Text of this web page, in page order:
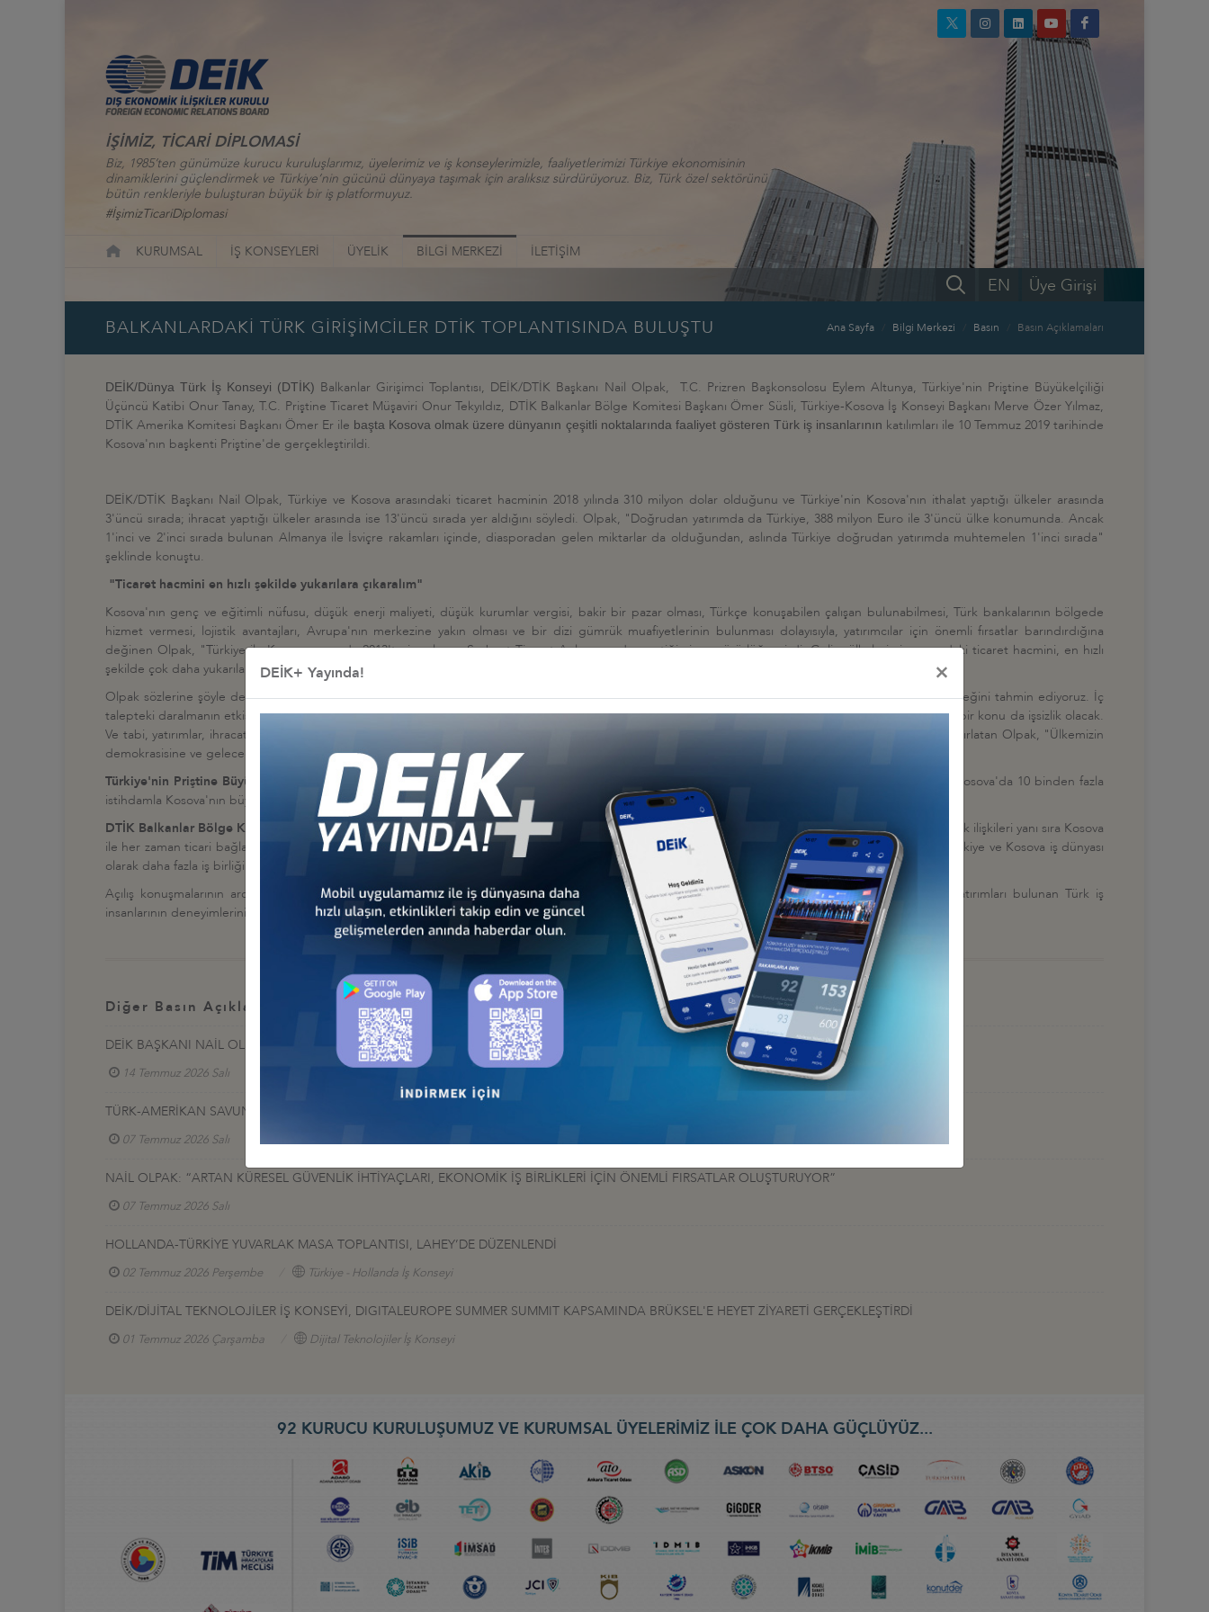
İŞİMİZ, TİCARİ DİPLOMASİ
Biz, 1985’ten günümüze kurucu kuruluşlarımız, üyelerimiz ve iş konseylerimizle, faaliyetlerimizi Türkiye ekonomisinin
dinamiklerini güçlendirmek ve Türkiye’nin gücünü dünyaya taşımak için aralıksız sürdürüyoruz. Biz, Türk özel sektörünü
bütün renkleriyle buluşturan büyük bir iş platformuyuz.
#İşimizTicariDiplomasi
KURUMSAL İŞ KONSEYLERİ ÜYELİK BİLGİ MERKEZİ İLETİŞİM
Üye Girişi
EN
BALKANLARDAKİ TÜRK GİRİŞİMCİLER DTİK TOPLANTISINDA BULUŞTU Ana Sayfa Bilgi Merkezi Basın Basın Açıklamaları
DEİK/Dünya Türk İş Konseyi (DTİK) Balkanlar Girişimci Toplantısı, DEİK/DTİK Başkanı Nail Olpak, T.C. Prizren Başkonsolosu Eylem Altunya, Türkiye'nin Priştine Büyükelçiliği
Üçüncü Katibi Onur Tanay, T.C. PriştineTicaret Müşaviri Onur Tekyıldız, DTİK Balkanlar Bölge Komitesi Başkanı Ömer Süsli, Türkiye-Kosova İş Konseyi Başkanı Merve Özer Yılmaz,
DTİK Amerika Komitesi Başkanı Ömer Er ile başta Kosova olmak üzere dünyanın çeşitli noktalarında faaliyet gösteren Türk iş insanlarının katılımları ile 10 Temmuz 2019 tarihinde
Kosova'nın başkenti Priştine'de gerçekleştirildi.
DEİK/DTİK Başkanı Nail Olpak, Türkiye ve Kosova arasındaki ticaret hacminin 2018 yılında 310 milyon dolar olduğunu ve Türkiye'nin Kosova'nın ithalat yaptığı ülkeler arasında
3'üncü sırada; ihracat yaptığı ülkeler arasında ise 13'üncü sırada yer aldığını söyledi. Olpak, "Doğrudan yatırımda da Türkiye, 388 milyon Euro ile 3'üncü ülke konumunda. Ancak
1'inci ve 2'inci sırada bulunan Almanya ile İsviçre rakamları içinde, diasporadan gelen miktarlar da olduğundan, aslında Türkiye doğrudan yatırımda muhtemelen 1'inci sırada"
şeklinde konuştu.
"Ticaret hacmini en hızlı şekilde yukarılara çıkaralım"
Kosova'nın genç ve eğitimli nüfusu, düşük enerji maliyeti, düşük kurumlar vergisi, bakir bir pazar olması, Türkçe konuşabilen çalışan bulunabilmesi, Türk bankalarının bölgede
hizmet vermesi, lojistik avantajları, Avrupa'nın merkezine yakın olması ve bir dizi gümrük muafiyetlerinin bulunması dolayısıyla, yatırımcılar için önemli fırsatlar barındırdığına
değinen Olpak, "Türkiye ile Kosova arasında 2013'te imzalanan Serbest Ticaret Anlaşması da geçtiğimiz ay yürürlüğe girdi. Gelin, ülkelerimiz arasındaki ticaret hacmini, en hızlı
şekilde çok daha yukarılara çıkaralım" dedi.
Olpak sözlerine şöyle devam etti: "Enflasyon rakamlarında ve faiz oranlarında önemli bir gerileme gözlemliyor ve bu gerilemenin olumlu anlamda süreceğini tahmin ediyoruz. İç
talepteki daralmanın etkisiyle de olsa, cari fazla verir bir noktaya ulaştık. Daha makul büyümelere razı olacağımız bu süreçte, daha fazla odaklanacağımız bir konu da işsizlik olacak.
Ve tabi, yatırımlar, ihracat, bizim ifademizle, Dış Ekonomik İlişkilerin Tümü, Ticari Diplomasi." 15 Temmuz hain darbe girişiminin yıl dönümü olduğunu hatırlatan Olpak, "Ülkemizin
demokrasisine ve geleceğine kast eden FETÖ darbe girişiminin üzerinden 3 yıl geçti. Çok şükür, birlikteliğimiz hainlere fırsat vermedi" dedi.
Türkiye'nin Priştine Büyükelçiliği Üçüncü Katibi Onur Tanay, Kosova'daki Türk yatırımlarınınm 350 milyon doları aştığını belirterek, Türk firmalarının Kosova'da 10 binden fazla
istihdamla Kosova'nın büyük problemlerinin başında gelen işsizlik sorununun çözülmesine katkı sağladığını söyledi.
DTİK Balkanlar Bölge Komitesi Başkanı Ömer Süsliise,Kosova ile Türkiye arasındaki tarihi ve kültürel bağların yıllar boyu süren göçlerle oluşan akrabalık ilişkileri yanı sıra Kosova
ile her zaman ticari bağlantının da olduğunu söyledi. Süsli, "Birkaç hafta önce iki ülke arasında Serbest Ticaret Anlaşmasının da imzalanmış olmasıyla Türkiye ve Kosova iş dünyası
olarak daha fazla iş birliği yapacağımıza ve iş hacminin genişleyeceğine de inanıyorum" dedi.
Açılış konuşmalarının ardından, Türkiye ile Kosova arasında imzalanan Serbest Ticaret Anlaşması'nın getirilerinin gündeme geldiği ve Kosova'da yatırımları bulunan Türk iş
insanlarının deneyimlerinin paylaşıldığı oturumlar düzenlendi.
Diğer Basın Açıklamaları
DEİK BAŞKANI NAİL OLPAK: “EKONOMİK BAĞIMSIZLIK, MİLLİ EGEMENLİĞİN AYRILMAZ BİR PARÇASI”
14 Temmuz 2026 Salı
TÜRK-AMERİKAN SAVUNMA SANAYİ SEKTÖRLERİNE ÇAĞRI: KÜRESEL TEDARİKTE "HIZ VE ÖLÇEK" İÇİN İŞ BİRLİĞİNİ GÜÇLENDİRELİM
07 Temmuz 2026 Salı
NAİL OLPAK: “ARTAN KÜRESEL GÜVENLİK İHTİYAÇLARI, EKONOMİK İŞ BİRLİKLERİ İÇİN ÖNEMLİ FIRSATLAR OLUŞTURUYOR”
07 Temmuz 2026 Salı
HOLLANDA-TÜRKİYE YUVARLAK MASA TOPLANTISI, LAHEY’DE DÜZENLENDİ
02 Temmuz 2026 Perşembe Türkiye - Hollanda İş Konseyi
DEİK/DİJİTAL TEKNOLOJİLER İŞ KONSEYİ, DIGITALEUROPE SUMMER SUMMIT KAPSAMINDA BRÜKSEL'E HEYET ZİYARETİ GERÇEKLEŞTİRDİ
01 Temmuz 2026 Çarşamba Dijital Teknolojiler İş Konseyi
92 KURUCU KURULUŞUMUZ VE KURUMSAL ÜYELERİMİZ İLE ÇOK DAHA GÜÇLÜYÜZ...
DEİK+ Yayında! ×